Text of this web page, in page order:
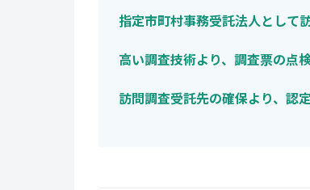
指定市町村事務受託法人として
高い調査技術より、調査票の点
訪問調査受託先の確保より、認